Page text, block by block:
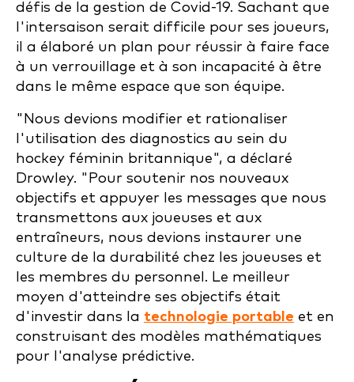
défis de la gestion de Covid-19. Sachant que
l'intersaison serait difficile pour ses joueurs,
il a élaboré un plan pour réussir à faire face
à un verrouillage et à son incapacité à être
dans le même espace que son équipe.
"Nous devions modifier et rationaliser
l'utilisation des diagnostics au sein du
hockey féminin britannique", a déclaré
Drowley. "Pour soutenir nos nouveaux
objectifs et appuyer les messages que nous
transmettons aux joueuses et aux
entraîneurs, nous devions instaurer une
culture de la durabilité chez les joueuses et
les membres du personnel. Le meilleur
moyen d'atteindre ses objectifs était
d'investir dans la technologie portable et en
construisant des modèles mathématiques
pour l'analyse prédictive.